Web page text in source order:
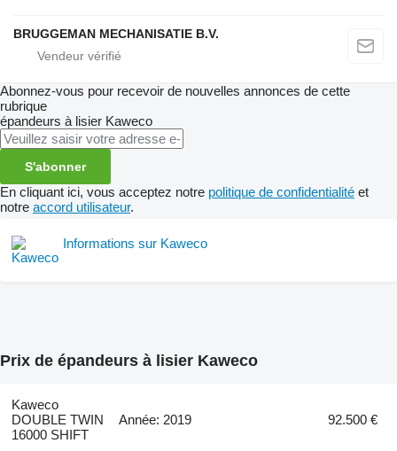
BRUGGEMAN MECHANISATIE B.V.
Abonnez-vous pour recevoir de nouvelles annonces de cette
rubrique
épandeurs à lisier Kaweco
S'abonner
En cliquant ici, vous acceptez notre politique de confidentialité et
notre accord utilisateur.
Informations sur Kaweco
Prix de épandeurs à lisier Kaweco
Kaweco
DOUBLE TWIN
16000 SHIFT
Année: 2019 92.500 €